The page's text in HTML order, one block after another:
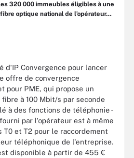
320 000 immeubles éligibles à une
optique national de l'opérateur...
d'IP Convergence pour lancer
offre de convergence
pour PME, qui propose un
à 100 Mbit/s par seconde
à des fonctions de téléphonie -
par l'opérateur est à même
T0 et T2 pour le raccordement
téléphonique de l'entreprise.
disponible à partir de 455 €